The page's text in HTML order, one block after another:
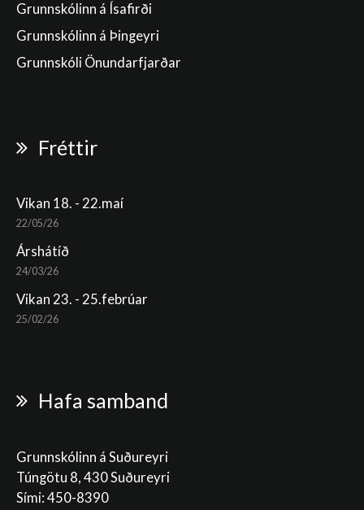
Grunnskólinn á Ísafirði
Grunnskólinn á Þingeyri
Grunnskóli Önundarfjarðar
Fréttir
Vikan 18. - 22.maí
22/05/26
Árshátíð
24/03/26
Vikan 23. - 25.febrúar
25/02/26
Hafa samband
Grunnskólinn á Suðureyri
Túngötu 8, 430 Suðureyri
Sími: 450-8390